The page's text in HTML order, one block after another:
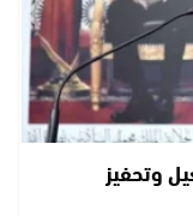
وتحفيز